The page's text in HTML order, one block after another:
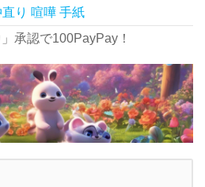
り 喧嘩 手紙
承認で100PayPay！